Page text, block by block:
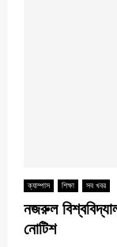
ক্যাম্পাস শিক্ষা সব খবর
নজরুল
নোটিশ